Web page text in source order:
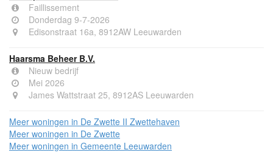
Faillissement
Donderdag 9-7-2026
Edisonstraat 16a, 8912AW Leeuwarden
Haarsma Beheer B.V.
Nieuw bedrijf
Mei 2026
James Wattstraat 25, 8912AS Leeuwarden
Meer woningen in De Zwette II Zwettehaven
Meer woningen in De Zwette
Meer woningen in Gemeente Leeuwarden